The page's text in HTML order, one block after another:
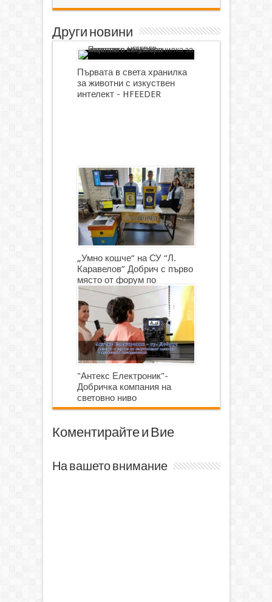
Други новини
Първата в света хранилка
за животни с изкуствен
интелект - HFEEDER
„Умно кошче“ на СУ “Л.
Каравелов” Добрич с първо
място от форум по
роботика
"Антекс Електроник"-
Добричка компания на
световно ниво
Коментирайте и Вие
На вашето внимание